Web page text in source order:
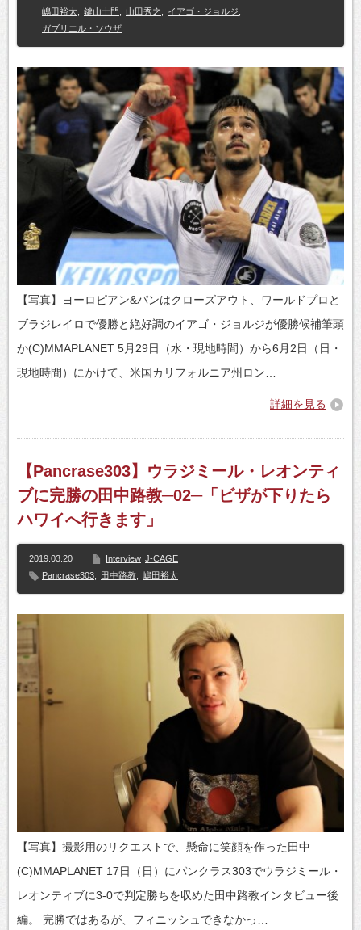
嶋田裕太
鍵山士門 山田秀之 イアゴ・ジョルジ
ガブリエル・ソウザ
【写真】ヨーロピアン&パンはクローズアウト、ワールドプロと
ブラジレイロで優勝と絶好調のイアゴ・ジョルジが優勝候補筆頭
か(C)MMAPLANET 5月29日（水・現地時間）から6月2日（日・
現地時間）にかけて、米国カリフォルニア州ロン…
詳細を見る
【Pancrase303】ウラジミール・レオンティ
ブに完勝の田中路教─02─「ビザが下りたら
ハワイへ行きます」
2019.03.20 Interview J-CAGE
Pancrase303
田中路教 嶋田裕太
【写真】撮影用のリクエストで、懸命に笑顔を作った田中
(C)MMAPLANET 17日（日）にパンクラス303でウラジミール・
レオンティブに3-0で判定勝ちを収めた田中路教インタビュー後
編。 完勝ではあるが、フィニッシュできなかっ…